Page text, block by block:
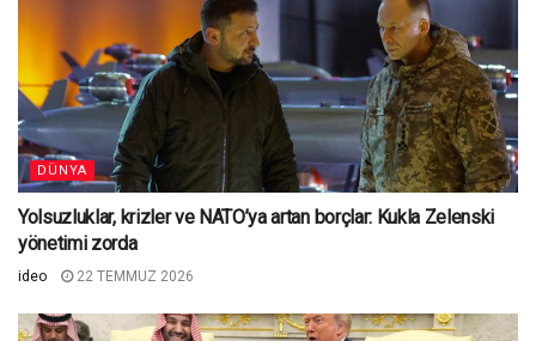
DÜNYA
Yolsuzluklar, krizler ve NATO’ya artan borçlar: Kukla Zelenski
yönetimi zorda
ideo 22 TEMMUZ 2026